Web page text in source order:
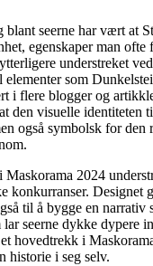
seerne har vært at
egenskaper man ofte
understreket
som
i flere blogger og
den visuelle identiteten
også symbolsk for den
2024
konkurranser. Designet
til å bygge en narrativ
lar seerne dykke dypere
hovedtrekk i
historie i seg selv.